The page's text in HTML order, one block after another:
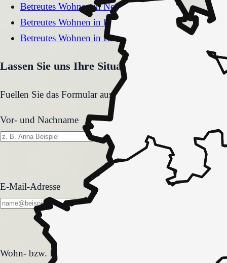
Betreutes WohneninNeuwied
Betreutes Wohnen in Kaiserslautern
Betreutes Wohnen in Ludwigshafen am Rhein
Lassen Sie uns Ihre Situation gemeinsam
Fuellen Sie das Formular aus. Wir melden uns zeitnah
Vor- und Nachname
E-Mail-Adresse
Wohn- bzw. Pflegeform
Wohn- bzw. Pflegeform